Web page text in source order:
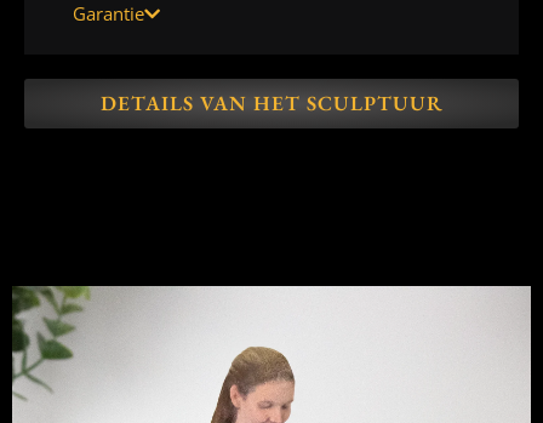
Garantie
DETAILS VAN HET SCULPTUUR